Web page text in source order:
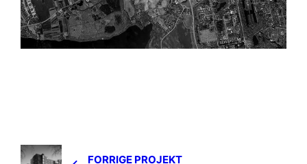
FORRIGE PROJEKT